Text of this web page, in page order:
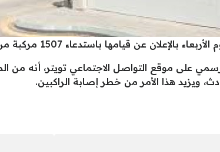
باستدعاء 1507 مركبة من طراز فورد فيوجن موديل عام 2015.
على موقع التواصل الاجتماعي تويتر، أنه
ويزيد هذا الأمر من خطر إصابة الراكبين.